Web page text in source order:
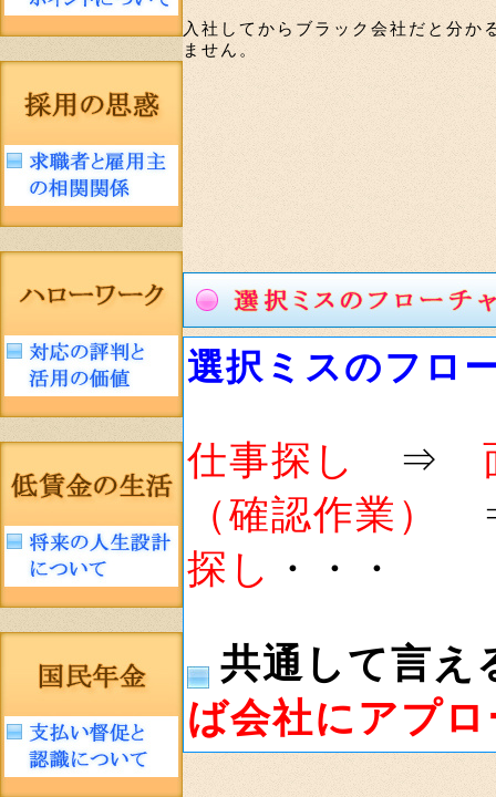
入社してからブラック会社だと分
ません。
選択ミスのフロ
仕事探し ⇒
（確認作業）
探し ・・・
共通して言
ば会社にアプ